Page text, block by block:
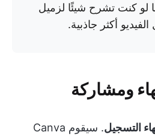
لو كنت تشرح شيئًا لزميل
أكثر جاذبية.
التسجيل
. سيقوم Canva